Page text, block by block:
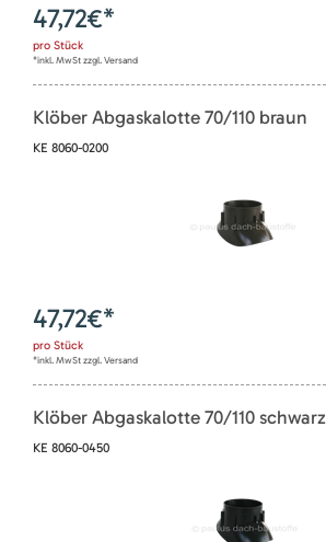
47,72€*
pro Stück
*inkl. MwSt zzgl. Versand
Klöber Abgaskalotte 70/110 braun
KE 8060-0200
47,72€*
pro Stück
*inkl. MwSt zzgl. Versand
Klöber Abgaskalotte 70/110 schwarz
KE 8060-0450